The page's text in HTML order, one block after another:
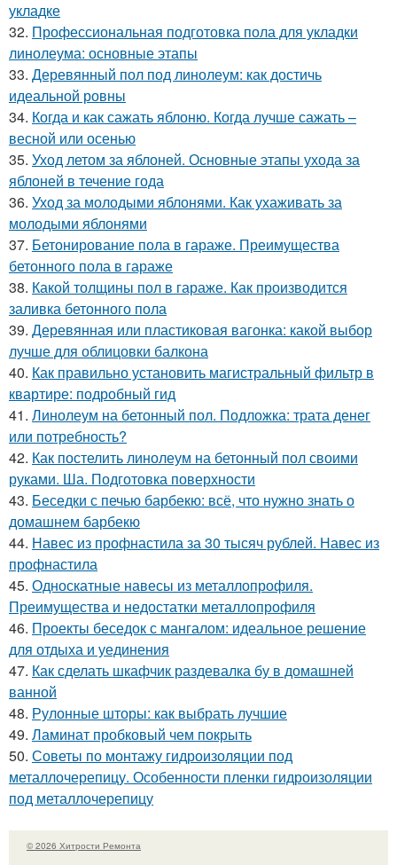
укладке
32. Профессиональная подготовка пола для укладки
линолеума: основные этапы
33. Деревянный пол под линолеум: как достичь
идеальной ровны
34. Когда и как сажать яблоню. Когда лучше сажать –
весной или осенью
35. Уход летом за яблоней. Основные этапы ухода за
яблоней в течение года
36. Уход за молодыми яблонями. Как ухаживать за
молодыми яблонями
37. Бетонирование пола в гараже. Преимущества
бетонного пола в гараже
38. Какой толщины пол в гараже. Как производится
заливка бетонного пола
39. Деревянная или пластиковая вагонка: какой выбор
лучше для облицовки балкона
40. Как правильно установить магистральный фильтр в
квартире: подробный гид
41. Линолеум на бетонный пол. Подложка: трата денег
или потребность?
42. Как постелить линолеум на бетонный пол своими
руками. Ша. Подготовка поверхности
43. Беседки с печью барбекю: всё, что нужно знать о
домашнем барбекю
44. Навес из профнастила за 30 тысяч рублей. Навес из
профнастила
45. Односкатные навесы из металлопрофиля.
Преимущества и недостатки металлопрофиля
46. Проекты беседок с мангалом: идеальное решение
для отдыха и уединения
47. Как сделать шкафчик раздевалка бу в домашней
ванной
48. Рулонные шторы: как выбрать лучшие
49. Ламинат пробковый чем покрыть
50. Советы по монтажу гидроизоляции под
металлочерепицу. Особенности пленки гидроизоляции
под металлочерепицу
© 2026 Хитрости Ремонта